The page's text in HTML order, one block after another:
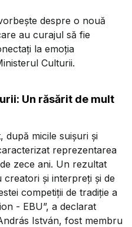
despre o nouă
au curajul să fie
la emoția
Culturii.
Un răsărit de mult
după micile suișuri și
reprezentarea
zece ani. Un rezultat
și interpreți și de
competiții de tradiție a
- EBU”, a declarat
István, fost membru